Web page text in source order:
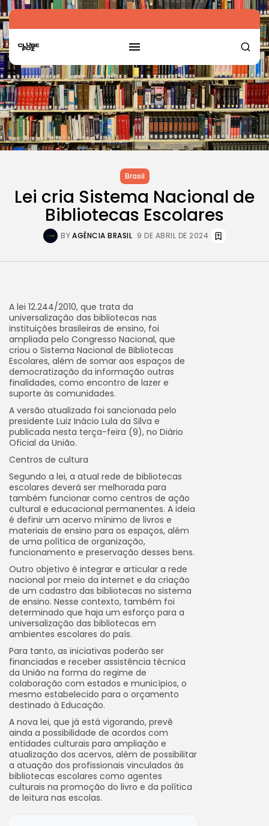
Brasil
Lei cria Sistema Nacional de
Bibliotecas Escolares
BYAGÊNCIA BRASIL 9 DE ABRIL DE 2024
A lei 12.244/2010, que trata da
universalização das bibliotecas nas
instituições brasileiras de ensino, foi
ampliada pelo Congresso Nacional, que
criou o Sistema Nacional de Bibliotecas
Escolares, além de somar aos espaços de
democratização da informação outras
finalidades, como encontro de lazer e
suporte às comunidades.
A versão atualizada foi sancionada pelo
presidente Luiz Inácio Lula da Silva e
publicada nesta terça-feira (9), no Diário
Oficial da União.
Centros de cultura
Segundo a lei, a atual rede de bibliotecas
escolares deverá ser melhorada para
também funcionar como centros de ação
cultural e educacional permanentes. A ideia
é definir um acervo mínimo de livros e
materiais de ensino para os espaços, além
de uma política de organização,
funcionamento e preservação desses bens.
Outro objetivo é integrar e articular a rede
nacional por meio da internet e da criação
de um cadastro das bibliotecas no sistema
de ensino. Nesse contexto, também foi
determinado que haja um esforço para a
universalização das bibliotecas em
ambientes escolares do país.
Para tanto, as iniciativas poderão ser
financiadas e receber assistência técnica
da União na forma do regime de
colaboração com estados e municípios, o
mesmo estabelecido para o orçamento
destinado à Educação.
A nova lei, que já está vigorando, prevê
ainda a possibilidade de acordos com
entidades culturais para ampliação e
atualização dos acervos, além de possibilitar
a atuação dos profissionais vinculados às
bibliotecas escolares como agentes
culturais na promoção do livro e da política
de leitura nas escolas.